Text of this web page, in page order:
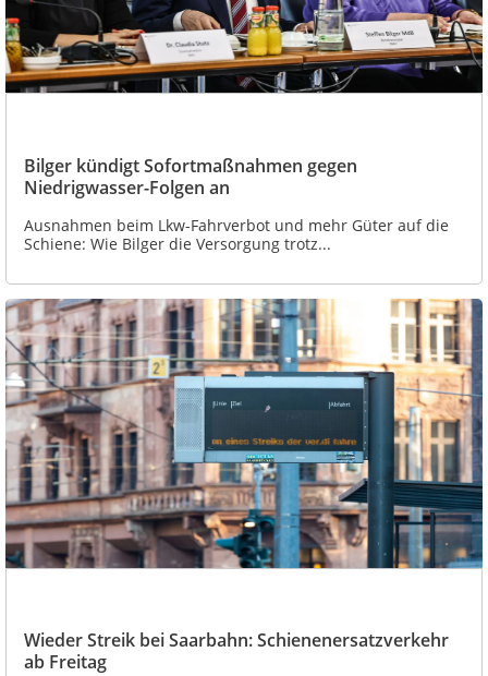
Bilger kündigt Sofortmaßnahmen gegen
Niedrigwasser-Folgen an
Ausnahmen beim Lkw-Fahrverbot und mehr Güter auf die
Schiene: Wie Bilger die Versorgung trotz...
Wieder Streik bei Saarbahn: Schienenersatzverkehr
ab Freitag